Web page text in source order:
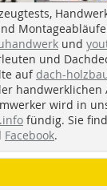
und
und
auf dach-
handwerklichen
wird in
fündig. Sie
Facebook.